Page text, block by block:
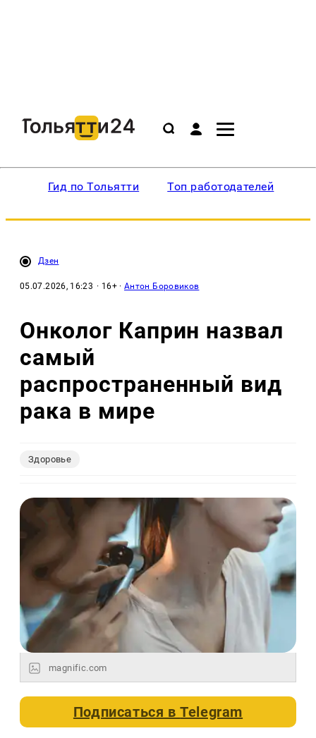
Гид по Тольятти Топ работодателей
Дзен
05.07.2026, 16:23 · 16+ ·Антон Боровиков
Онколог Каприн назвал
самый
распространенный вид
рака в мире
Здоровье
magnific.com
Подписаться вTelegram